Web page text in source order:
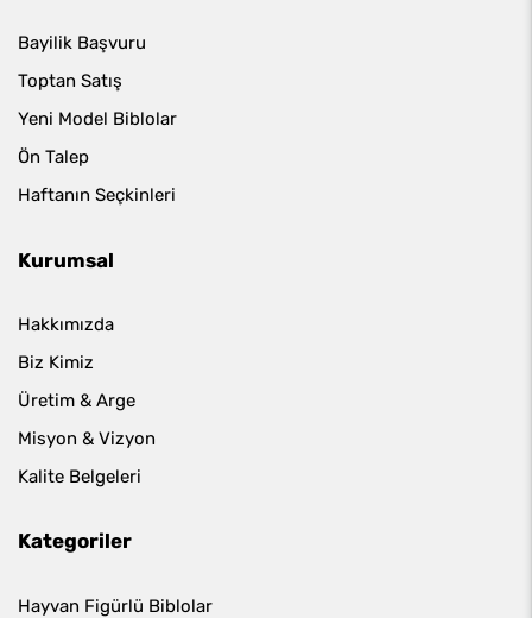
Bayilik Başvuru
Toptan Satış
Yeni Model Biblolar
Ön Talep
Haftanın Seçkinleri
Kurumsal
Hakkımızda
Biz Kimiz
Üretim & Arge
Misyon & Vizyon
Kalite Belgeleri
Kategoriler
Hayvan Figürlü Biblolar